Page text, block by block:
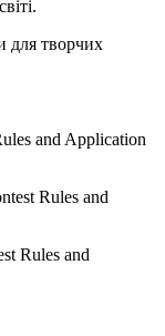
для творчих
and Application
Rules and
Rules and